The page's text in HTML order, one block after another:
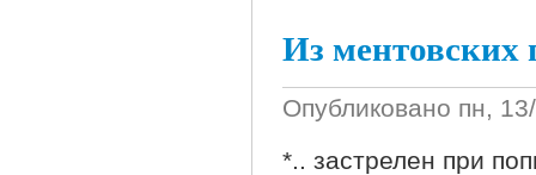
Из ментовских
Опубликовано пн,
*.. застрелен при